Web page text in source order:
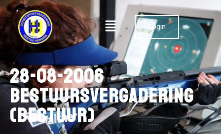
Login
28-08-2006
Bestuursvergadering
(bestuur)